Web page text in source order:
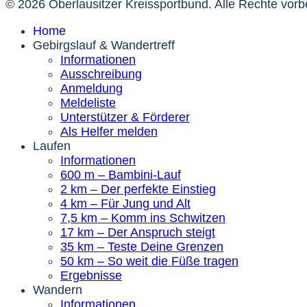
© 2026 Oberlausitzer Kreissportbund. Alle Rechte
Home
Gebirgslauf & Wandertreff
Informationen
Ausschreibung
Anmeldung
Meldeliste
Unterstützer & Förderer
Als Helfer melden
Laufen
Informationen
600 m – Bambini-Lauf
2 km – Der perfekte Einstieg
4 km – Für Jung und Alt
7,5 km – Komm ins Schwitzen
17 km – Der Anspruch steigt
35 km – Teste Deine Grenzen
50 km – So weit die Füße tragen
Ergebnisse
Wandern